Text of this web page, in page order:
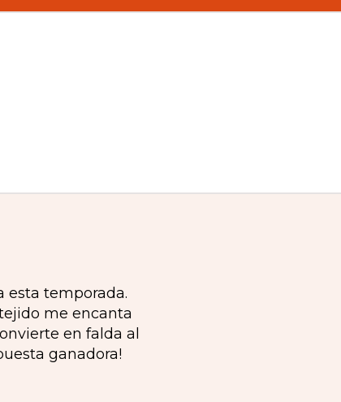
esta temporada.
me encanta
en falda al
ganadora!